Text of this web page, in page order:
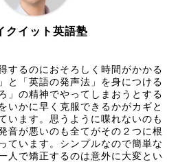
クイット英語塾
するのにおそろしく時間がかかる
と「英語の発声法」を身につける
」の精神でやってしまおうとする
いかに早く克服できるかがカギと
います。思うように喋れないのも
音が悪いのも全てがその２つに根
ています。シンプルなので簡単な
人で矯正するのは意外に大変とい